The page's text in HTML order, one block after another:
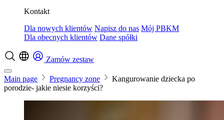
Kontakt
Dla nowych klientów Napisz do nas Mój PBKM
Dla obecnych klientów Dane spółki
Zamów zestaw
Main page Pregnancy zone
Kangurowanie dziecka po
porodzie- jakie niesie korzyści?